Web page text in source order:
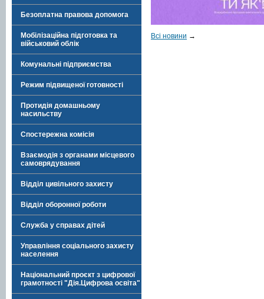
Безоплатна правова допомога
Мобілізаційна підготовка та
військовий облік
Комунальні підприємства
Режим підвищеної готовності
Протидія домашньому
насильству
Спостережна комісія
Взаємодія з органами місцевого
самоврядування
Відділ цивільного захисту
Відділ оборонної роботи
Служба у справах дітей
Управління соціального захисту
населення
Національний проєкт з цифрової
грамотності "Дія.Цифрова освіта"
Всі новини →